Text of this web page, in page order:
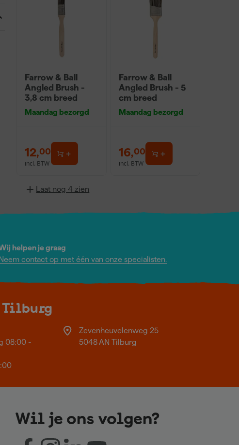
Farrow & Ball
Angled Brush -
3,8 cm breed
Maandag bezorgd
12,00
incl. BTW
Farrow & Ball
Angled Brush - 5
cm breed
Maandag bezorgd
16,00
incl. BTW
Laat nog 4 zien
helpen je graag
Neem contact op met één van onze specialisten.
Tilburg
08:00 -
Zevenheuvelenweg 25
5048 AN Tilburg
Wil je ons volgen?